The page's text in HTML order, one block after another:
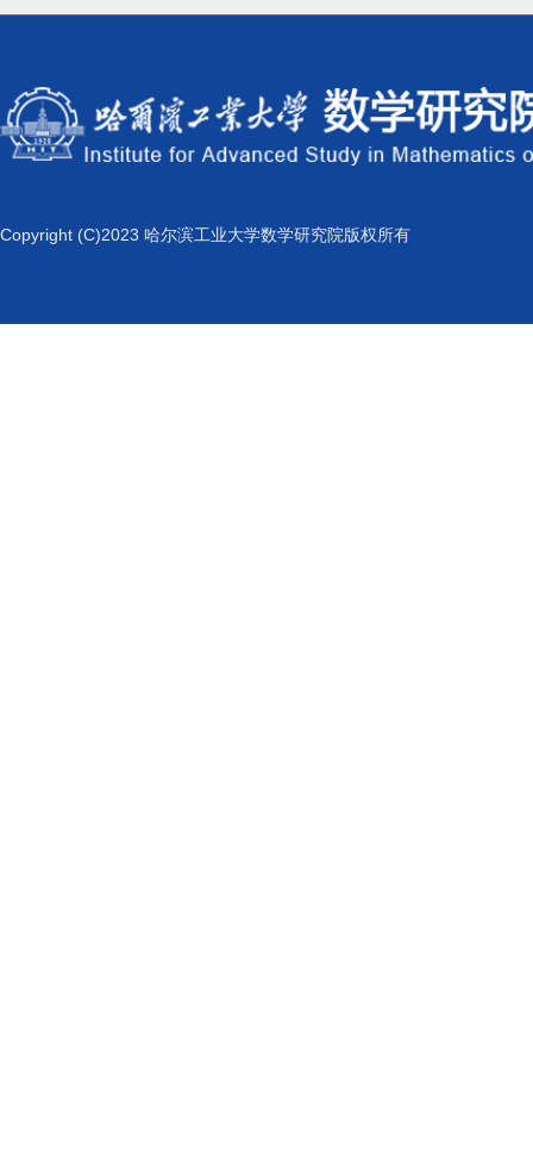
Copyright (C)2023 哈尔滨工业大学数学研究院版权所有